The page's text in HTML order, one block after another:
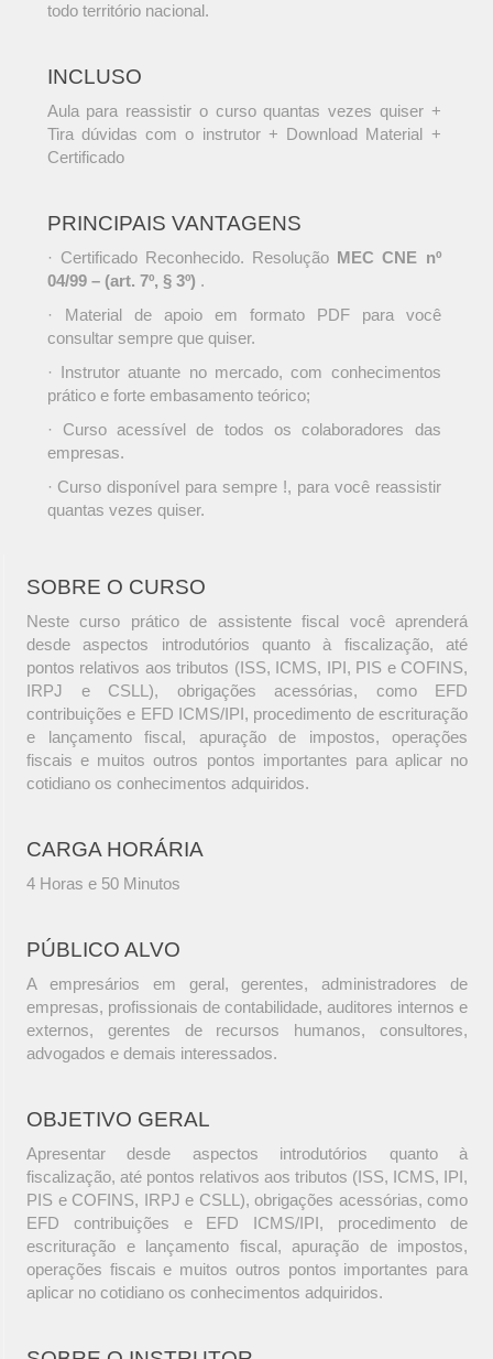
todo território nacional.
INCLUSO
Aula para reassistir o curso quantas vezes quiser +
Tira dúvidas com o instrutor + Download Material +
Certificado
PRINCIPAIS VANTAGENS
· Certificado Reconhecido. Resolução MEC CNE nº
04/99 – (art. 7º, § 3º) .
· Material de apoio em formato PDF para você
consultar sempre que quiser.
· Instrutor atuante no mercado, com conhecimentos
prático e forte embasamento teórico;
· Curso acessível de todos os colaboradores das
empresas.
· Curso disponível para sempre !, para você reassistir
quantas vezes quiser.
SOBRE O CURSO
Neste curso prático de assistente fiscal você aprenderá
desde aspectos introdutórios quanto à fiscalização, até
pontos relativos aos tributos (ISS, ICMS, IPI, PIS e COFINS,
IRPJ e CSLL), obrigações acessórias, como EFD
contribuições e EFD ICMS/IPI, procedimento de escrituração
e lançamento fiscal, apuração de impostos, operações
fiscais e muitos outros pontos importantes para aplicar no
cotidiano os conhecimentos adquiridos.
CARGA HORÁRIA
4 Horas e 50 Minutos
PÚBLICO ALVO
A empresários em geral, gerentes, administradores de
empresas, profissionais de contabilidade, auditores internos e
externos, gerentes de recursos humanos, consultores,
advogados e demais interessados.
OBJETIVO GERAL
Apresentar desde aspectos introdutórios quanto à
fiscalização, até pontos relativos aos tributos (ISS, ICMS, IPI,
PIS e COFINS, IRPJ e CSLL), obrigações acessórias, como
EFD contribuições e EFD ICMS/IPI, procedimento de
escrituração e lançamento fiscal, apuração de impostos,
operações fiscais e muitos outros pontos importantes para
aplicar no cotidiano os conhecimentos adquiridos.